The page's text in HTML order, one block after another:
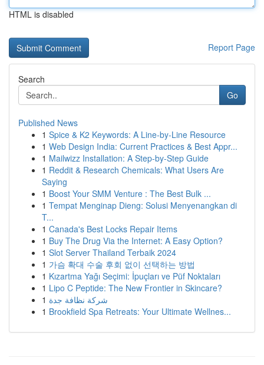
HTML is disabled
Report Page
Search
Go
Published News
1 Spice & K2 Keywords: A Line-by-Line Resource
1 Web Design India: Current Practices & Best Appr...
1 Mailwizz Installation: A Step-by-Step Guide
1 Reddit & Research Chemicals: What Users Are
Saying
1 Boost Your SMM Venture : The Best Bulk ...
1 Tempat Menginap Dieng: Solusi Menyenangkan di
T...
1 Canada's Best Locks Repair Items
1 Buy The Drug Via the Internet: A Easy Option?
1 Slot Server Thailand Terbaik 2024
1 가슴 확대 수술 후회 없이 선택하는 방법
1 Kızartma Yağı Seçimi: İpuçları ve Püf Noktaları
1 Lipo C Peptide: The New Frontier in Skincare?
1 شركة نظافة جدة
1 Brookfield Spa Retreats: Your Ultimate Wellnes...